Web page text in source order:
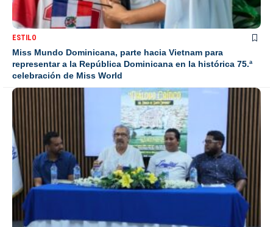
ESTILO
Miss Mundo Dominicana, parte hacia Vietnam para
representar a la República Dominicana en la histórica 75.ª
celebración de Miss World